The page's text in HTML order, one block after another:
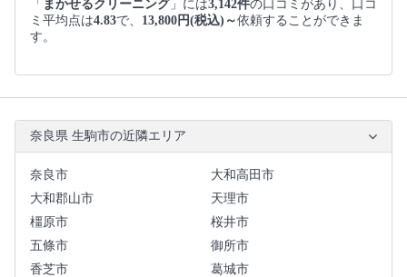
「 まかせるクリーニング」には3,142件の口コミがあり、口コ
ミ平均点は4.83で、 13,800円(税込)～依頼することができま
す。
奈良県 生駒市の近隣エリア
奈良市
大和高田市
大和郡山市
天理市
橿原市
桜井市
五條市
御所市
香芝市
葛城市